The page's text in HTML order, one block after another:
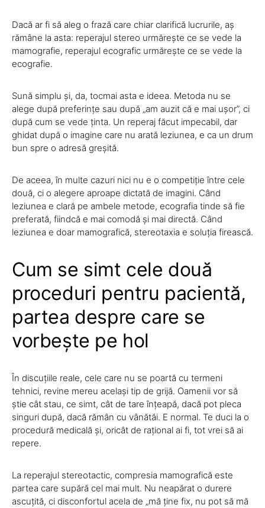
Dacă ar fi să aleg o frază care chiar clarifică lucrurile, aș
rămâne la asta: reperajul stereo urmărește ce se vede la
mamografie, reperajul ecografic urmărește ce se vede la
ecografie.
Sună simplu și, da, tocmai asta e ideea. Metoda nu se
alege după preferințe sau după „am auzit că e mai ușor”, ci
după cum se vede ținta. Un reperaj făcut impecabil, dar
ghidat după o imagine care nu arată leziunea, e ca un drum
bun spre o adresă greșită.
De aceea, în multe cazuri nici nu e o competiție între cele
două, ci o alegere aproape dictată de imagini. Când
leziunea e clară pe ambele metode, ecografia tinde să fie
preferată, fiindcă e mai comodă și mai directă. Când
leziunea e doar mamografică, stereotaxia e soluția firească.
Cum se simt cele două
proceduri pentru pacientă,
partea despre care se
vorbește pe hol
În discuțiile reale, cele care nu se poartă cu termeni
tehnici, revine mereu același tip de grijă. Oamenii vor să
știe cât stau, ce simt, cât de tare înțeapă, dacă pot pleca
singuri după, dacă rămân cu vânătăi. E normal. Te duci la o
procedură medicală și, oricât de rațional ai fi, tot vrei să ai
repere.
La reperajul stereotactic, compresia mamografică este
partea care supără cel mai mult. Nu neapărat o durere
ascuțită, ci disconfortul acela de „mă ține fix, nu pot să mă